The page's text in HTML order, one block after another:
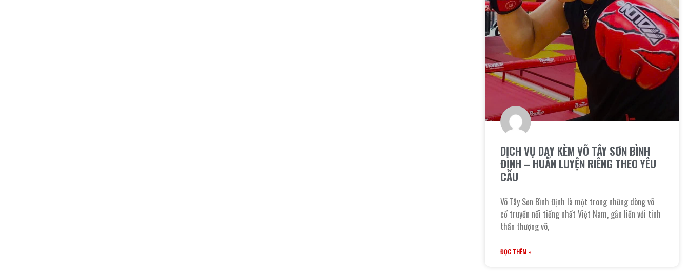
DỊCH VỤ DẠY KÈM VÕ TÂY SƠN BÌNH
ĐỊNH – HUẤN LUYỆN RIÊNG THEO YÊU
CẦU
Võ Tây Sơn Bình Định là một trong những dòng võ
cổ truyền nổi tiếng nhất Việt Nam, gắn liền với tinh
thần thượng võ,
ĐỌC THÊM »